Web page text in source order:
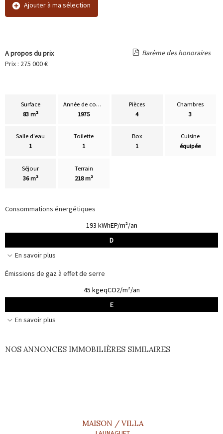
Ajouter à ma sélection
A propos du prix
Barème des honoraires
Prix : 275 000 €
Surface
83 m²
Année de construction
1975
Pièces
4
Chambres
3
Salle d'eau
1
Toilette
1
Box
1
Cuisine
équipée
Séjour
36 m²
Terrain
218 m²
Consommations énergétiques
193 kWhEP/m²/an
D
En savoir plus
Émissions de gaz à effet de serre
45 kgeqCO2/m²/an
E
En savoir plus
NOS ANNONCES IMMOBILIÈRES SIMILAIRES
MAISON / VILLA